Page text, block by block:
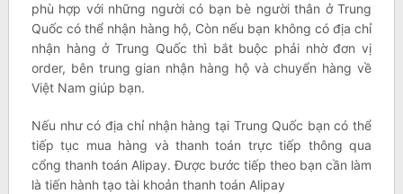
phù hợp với những người có bạn bè người thân ở Trung
Quốc có thể nhận hàng hộ, Còn nếu bạn không có địa chỉ
nhận hàng ở Trung Quốc thì bắt buộc phải nhờ đơn vị
order, bên trung gian nhận hàng hộ và chuyển hàng về
Việt Nam giúp bạn.
Nếu như có địa chỉ nhận hàng tại Trung Quốc bạn có thể
tiếp tục mua hàng và thanh toán trực tiếp thông qua
cổng thanh toán Alipay. Được bước tiếp theo bạn cần làm
là tiến hành tạo tài khoản thanh toán Alipay